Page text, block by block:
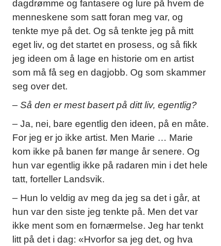
dagdrømme og fantasere og lure på hvem de
menneskene som satt foran meg var, og
tenkte mye på det. Og så tenkte jeg på mitt
eget liv, og det startet en prosess, og så fikk
jeg ideen om å lage en historie om en artist
som må få seg en dagjobb. Og som skammer
seg over det.
– Så den er mest basert på ditt liv, egentlig?
– Ja, nei, bare egentlig den ideen, på en måte.
For jeg er jo ikke artist. Men Marie … Marie
kom ikke på banen før mange år senere. Og
hun var egentlig ikke på radaren min i det hele
tatt, forteller Landsvik.
– Hun lo veldig av meg da jeg sa det i går, at
hun var den siste jeg tenkte på. Men det var
ikke ment som en fornærmelse. Jeg har tenkt
litt på det i dag: «Hvorfor sa jeg det, og hva